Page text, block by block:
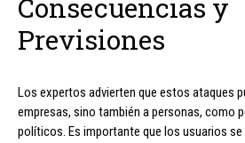
Consecuencias y
Previsiones
Los expertos advierten que estos ataques
empresas, sino también a personas, como
políticos. Es importante que los usuarios